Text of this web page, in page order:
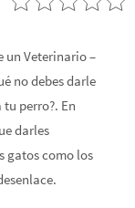
un Veterinario –
no debes darle
perro?. En
darles
gatos como los